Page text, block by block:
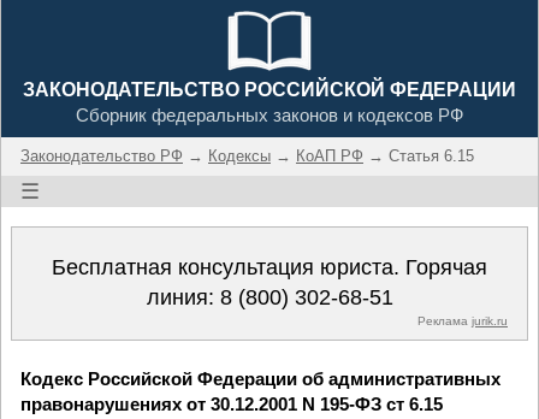
ЗАКОНОДАТЕЛЬСТВО РОССИЙСКОЙ ФЕДЕРАЦИИ
Сборник федеральных законов и кодексов РФ
Законодательство РФ → Кодексы → КоАП РФ → Статья 6.15
☰
Бесплатная консультация юриста. Горячая
линия: 8 (800) 302-68-51
Реклама jurik.ru
Кодекс Российской Федерации об административных
правонарушениях от 30.12.2001 N 195-ФЗ ст 6.15